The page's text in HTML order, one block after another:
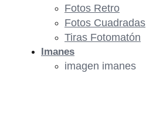
Fotos Retro
Fotos Cuadradas
Tiras Fotomatón
Imanes
imagen imanes